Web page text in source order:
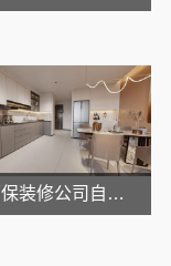
百色环保装修公司自建房选尚材居